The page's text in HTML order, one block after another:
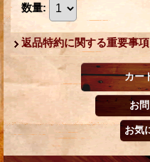
数量:
返品特約に関する重要事項